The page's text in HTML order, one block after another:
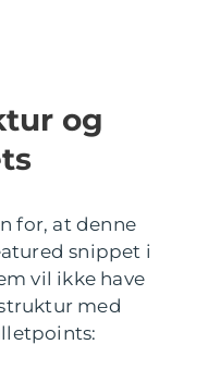
og
for, at denne
snippet i
vil ikke have
med